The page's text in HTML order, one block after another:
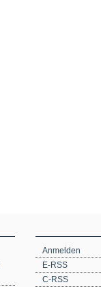
Anmelden
E-RSS
C-RSS